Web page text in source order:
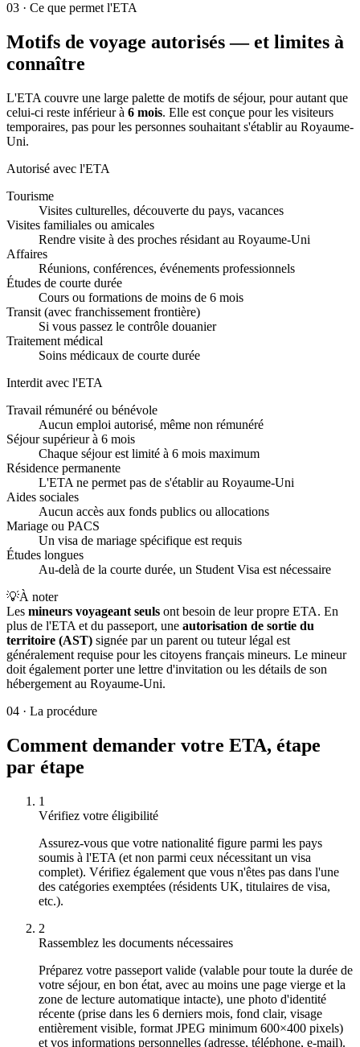
03 · Ce que permet l'ETA
Motifs de voyage autorisés — et limites à
connaître
L'ETA couvre une large palette de motifs de séjour, pour autant que
celui-ci reste inférieur à 6 mois. Elle est conçue pour les visiteurs
temporaires, pas pour les personnes souhaitant s'établir au Royaume-
Uni.
Autorisé avec l'ETA
Tourisme
Visites culturelles, découverte du pays, vacances
Visites familiales ou amicales
Rendre visite à des proches résidant au Royaume-Uni
Affaires
Réunions, conférences, événements professionnels
Études de courte durée
Cours ou formations de moins de 6 mois
Transit (avec franchissement frontière)
Si vous passez le contrôle douanier
Traitement médical
Soins médicaux de courte durée
Interdit avec l'ETA
Travail rémunéré ou bénévole
Aucun emploi autorisé, même non rémunéré
Séjour supérieur à 6 mois
Chaque séjour est limité à 6 mois maximum
Résidence permanente
L'ETA ne permet pas de s'établir au Royaume-Uni
Aides sociales
Aucun accès aux fonds publics ou allocations
Mariage ou PACS
Un visa de mariage spécifique est requis
Études longues
Au-delà de la courte durée, un Student Visa est nécessaire
💡À noter
Les mineurs voyageant seuls ont besoin de leur propre ETA. En
plus de l'ETA et du passeport, une autorisation de sortie du
territoire (AST) signée par un parent ou tuteur légal est
généralement requise pour les citoyens français mineurs. Le mineur
doit également porter une lettre d'invitation ou les détails de son
hébergement au Royaume-Uni.
04 · La procédure
Comment demander votre ETA, étape
par étape
1
Vérifiez votre éligibilité
Assurez-vous que votre nationalité figure parmi les pays
soumis à l'ETA (et non parmi ceux nécessitant un visa
complet). Vérifiez également que vous n'êtes pas dans l'une
des catégories exemptées (résidents UK, titulaires de visa,
etc.).
2
Rassemblez les documents nécessaires
Préparez votre passeport valide (valable pour toute la durée de
votre séjour, en bon état, avec au moins une page vierge et la
zone de lecture automatique intacte), une photo d'identité
récente (prise dans les 6 derniers mois, fond clair, visage
entièrement visible, format JPEG minimum 600×400 pixels)
et vos informations personnelles (adresse, téléphone, e-mail).